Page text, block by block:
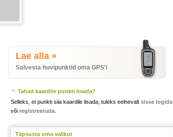
Lae alla »
Salvesta huvipunktid oma GPS'i
Tahad kaardile punkti lisada?
Selleks, et punkti siia kaardile lisada, tuleks eelnevalt sisse logida
või registreeruda
Täpsusta oma valikut